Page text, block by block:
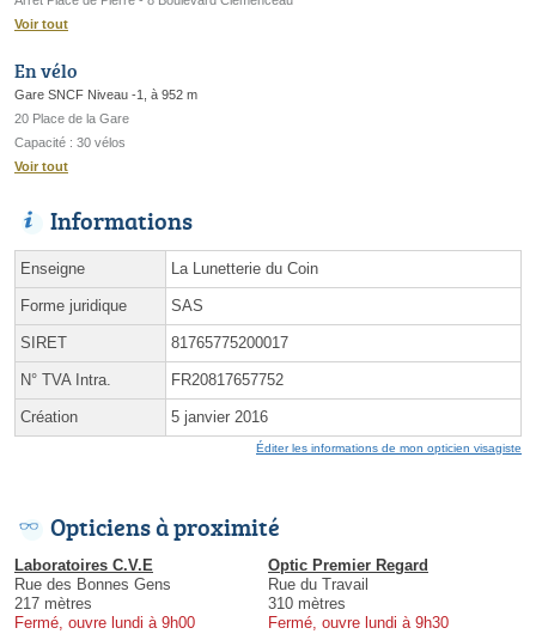
Voir tout
En vélo
Gare SNCF Niveau -1, à 952 m
20 Place de la Gare
Capacité : 30 vélos
Voir tout
Informations
Enseigne La Lunetterie du Coin
Forme juridique SAS
SIRET 81765775200017
N° TVA Intra. FR20817657752
Création 5 janvier 2016
Éditer les informations de mon opticien visagiste
Opticiens à proximité
Laboratoires C.V.E
Rue des Bonnes Gens
217 mètres
Fermé, ouvre lundi à 9h00
Optic Premier Regard
Rue du Travail
310 mètres
Fermé, ouvre lundi à 9h30